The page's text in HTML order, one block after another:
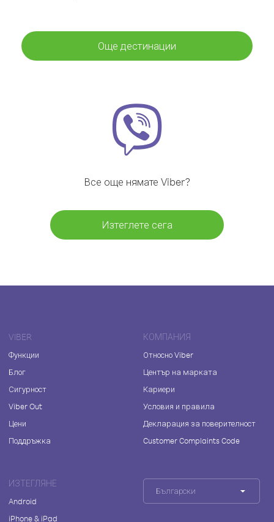
Още дестинации
Все още нямате Viber?
Изтеглете сега
VIBER
Функции
Блог
Сигурност
Viber Out
Цени
Поддръжка
КОМПАНИЯ
Относно Viber
Център на марката
Кариери
Условия и правила
Декларация за поверителност
Customer Complaints Code
ИЗТЕГЛЯНЕ
Android
iPhone & iPad
Български